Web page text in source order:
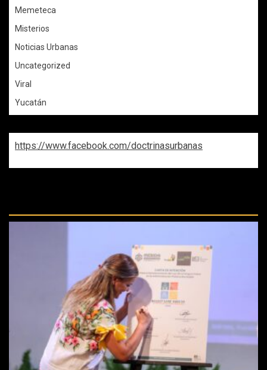
Memeteca
Misterios
Noticias Urbanas
Uncategorized
Viral
Yucatán
https://www.facebook.com/doctrinasurbanas